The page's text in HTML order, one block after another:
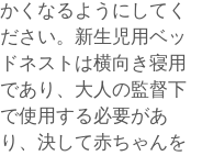
かくなるようにしてく
ださい。新生児用ベッ
ドネストは横向き寝用
であり、大人の監督下
で使用する必要があ
り、決して赤ちゃんを